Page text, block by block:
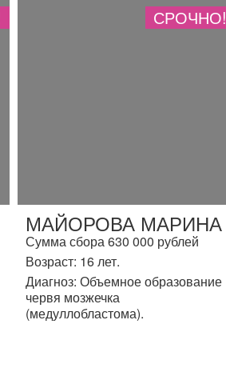
СРОЧНО!
МАЙОРОВА МАРИНА
Сумма сбора 630 000 рублей
Возраст: 16 лет.
Диагноз: Объемное образование
червя мозжечка
(медуллобластома).